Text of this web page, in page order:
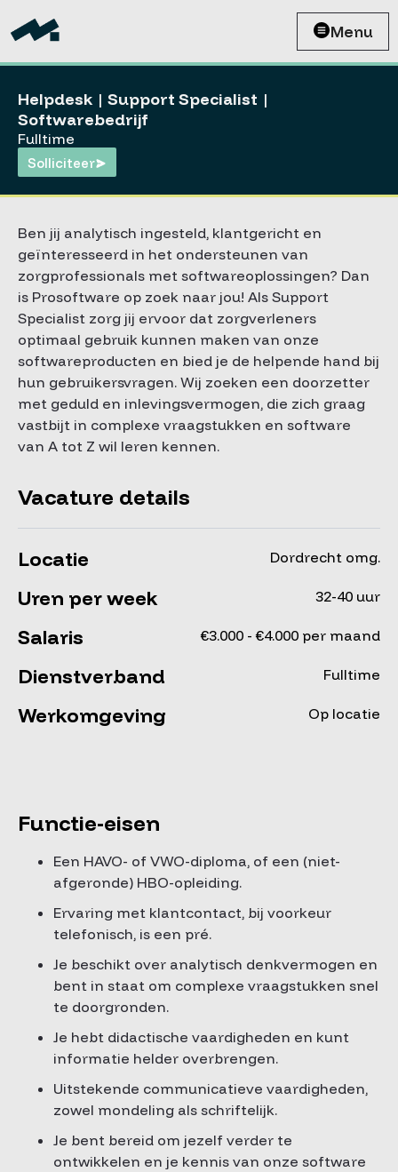
Menu
Helpdesk | Support Specialist |
Softwarebedrijf
Fulltime
Solliciteer
Ben jij analytisch ingesteld, klantgericht en
geïnteresseerd in het ondersteunen van
zorgprofessionals met softwareoplossingen? Dan
is Prosoftware op zoek naar jou! Als Support
Specialist zorg jij ervoor dat zorgverleners
optimaal gebruik kunnen maken van onze
softwareproducten en bied je de helpende hand bij
hun gebruikersvragen. Wij zoeken een doorzetter
met geduld en inlevingsvermogen, die zich graag
vastbijt in complexe vraagstukken en software
van A tot Z wil leren kennen.
Vacature details
Locatie Dordrecht omg.
Uren per week 32-40 uur
Salaris €3.000 - €4.000 per maand
Dienstverband Fulltime
Werkomgeving Op locatie
Functie-eisen
Een HAVO- of VWO-diploma, of een (niet-
afgeronde) HBO-opleiding.
Ervaring met klantcontact, bij voorkeur
telefonisch, is een pré.
Je beschikt over analytisch denkvermogen en
bent in staat om complexe vraagstukken snel
te doorgronden.
Je hebt didactische vaardigheden en kunt
informatie helder overbrengen.
Uitstekende communicatieve vaardigheden,
zowel mondeling als schriftelijk.
Je bent bereid om jezelf verder te
ontwikkelen en je kennis van onze software